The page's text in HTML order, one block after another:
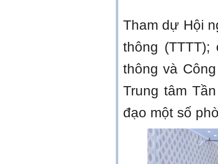
Tham dự Hội
thông
thông và
Trung tâm
đạo một số